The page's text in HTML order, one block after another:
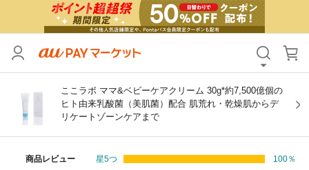
ここラボ ママ&ベビーケアクリーム 30g*約7,500億個の
ヒト由来乳酸菌（美肌菌）配合 肌荒れ・乾燥肌からデ
リケートゾーンケアまで
商品レビュー 星5つ 100％
カテゴリ すべて
すべて
支払い方法
その他の条件